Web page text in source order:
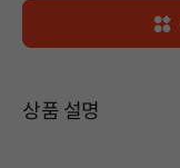
상품 설명